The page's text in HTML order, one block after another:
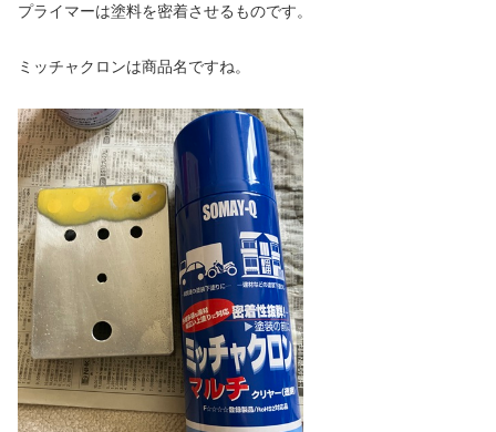
プライマーは塗料を密着させるものです。
ミッチャクロンは商品名ですね。